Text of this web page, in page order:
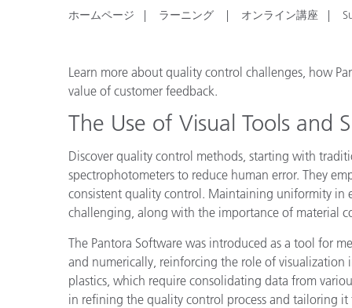
ホームページ ラーニング オンライン講座
Learn more about quality control challenges, how
value of customer feedback.
The Use of Visual Tools and
Discover quality control methods, starting with
spectrophotometers to reduce human error. They
consistent quality control. Maintaining uniformity in
challenging, along with the importance of material
The Pantora Software was introduced as a tool for
and numerically, reinforcing the role of
plastics, which require consolidating data from
in refining the quality control process and tailoring it